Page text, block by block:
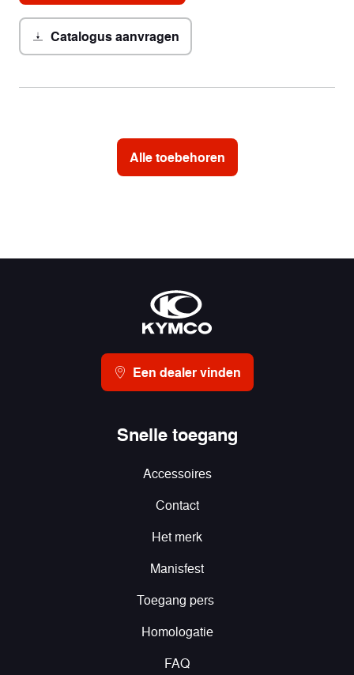
Catalogus aanvragen
Alle toebehoren
Een dealer vinden
Snelle toegang
Accessoires
Contact
Het merk
Manisfest
Toegang pers
Homologatie
FAQ